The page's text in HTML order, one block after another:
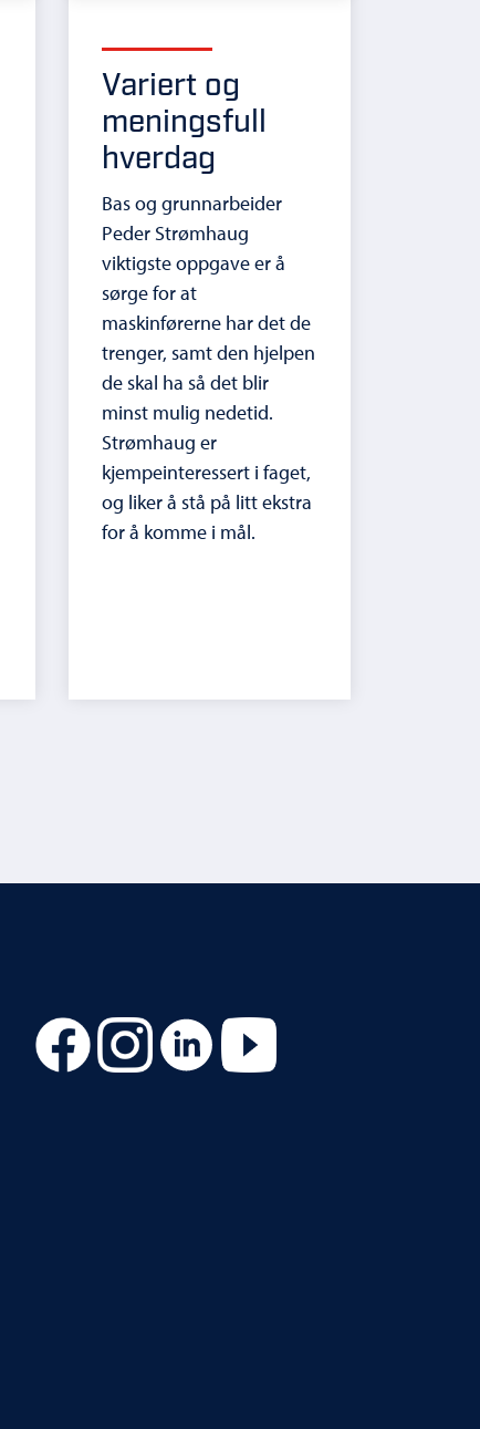
Variert og
meningsfull
hverdag
Bas og grunnarbeider
Peder Strømhaug
viktigste oppgave er å
sørge for at
maskinførerne har det de
trenger, samt den hjelpen
de skal ha så det blir
minst mulig nedetid.
Strømhaug er
kjempeinteressert i faget,
og liker å stå på litt ekstra
for å komme i mål.